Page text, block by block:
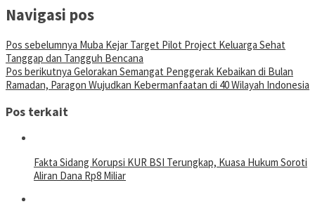
Navigasi pos
Pos sebelumnya Muba Kejar Target Pilot Project Keluarga Sehat
Tanggap dan Tangguh Bencana
Pos berikutnya Gelorakan Semangat Penggerak Kebaikan di Bulan
Ramadan, Paragon Wujudkan Kebermanfaatan di 40 Wilayah Indonesia
Pos terkait
Fakta Sidang Korupsi KUR BSI Terungkap, Kuasa Hukum Soroti
Aliran Dana Rp8 Miliar